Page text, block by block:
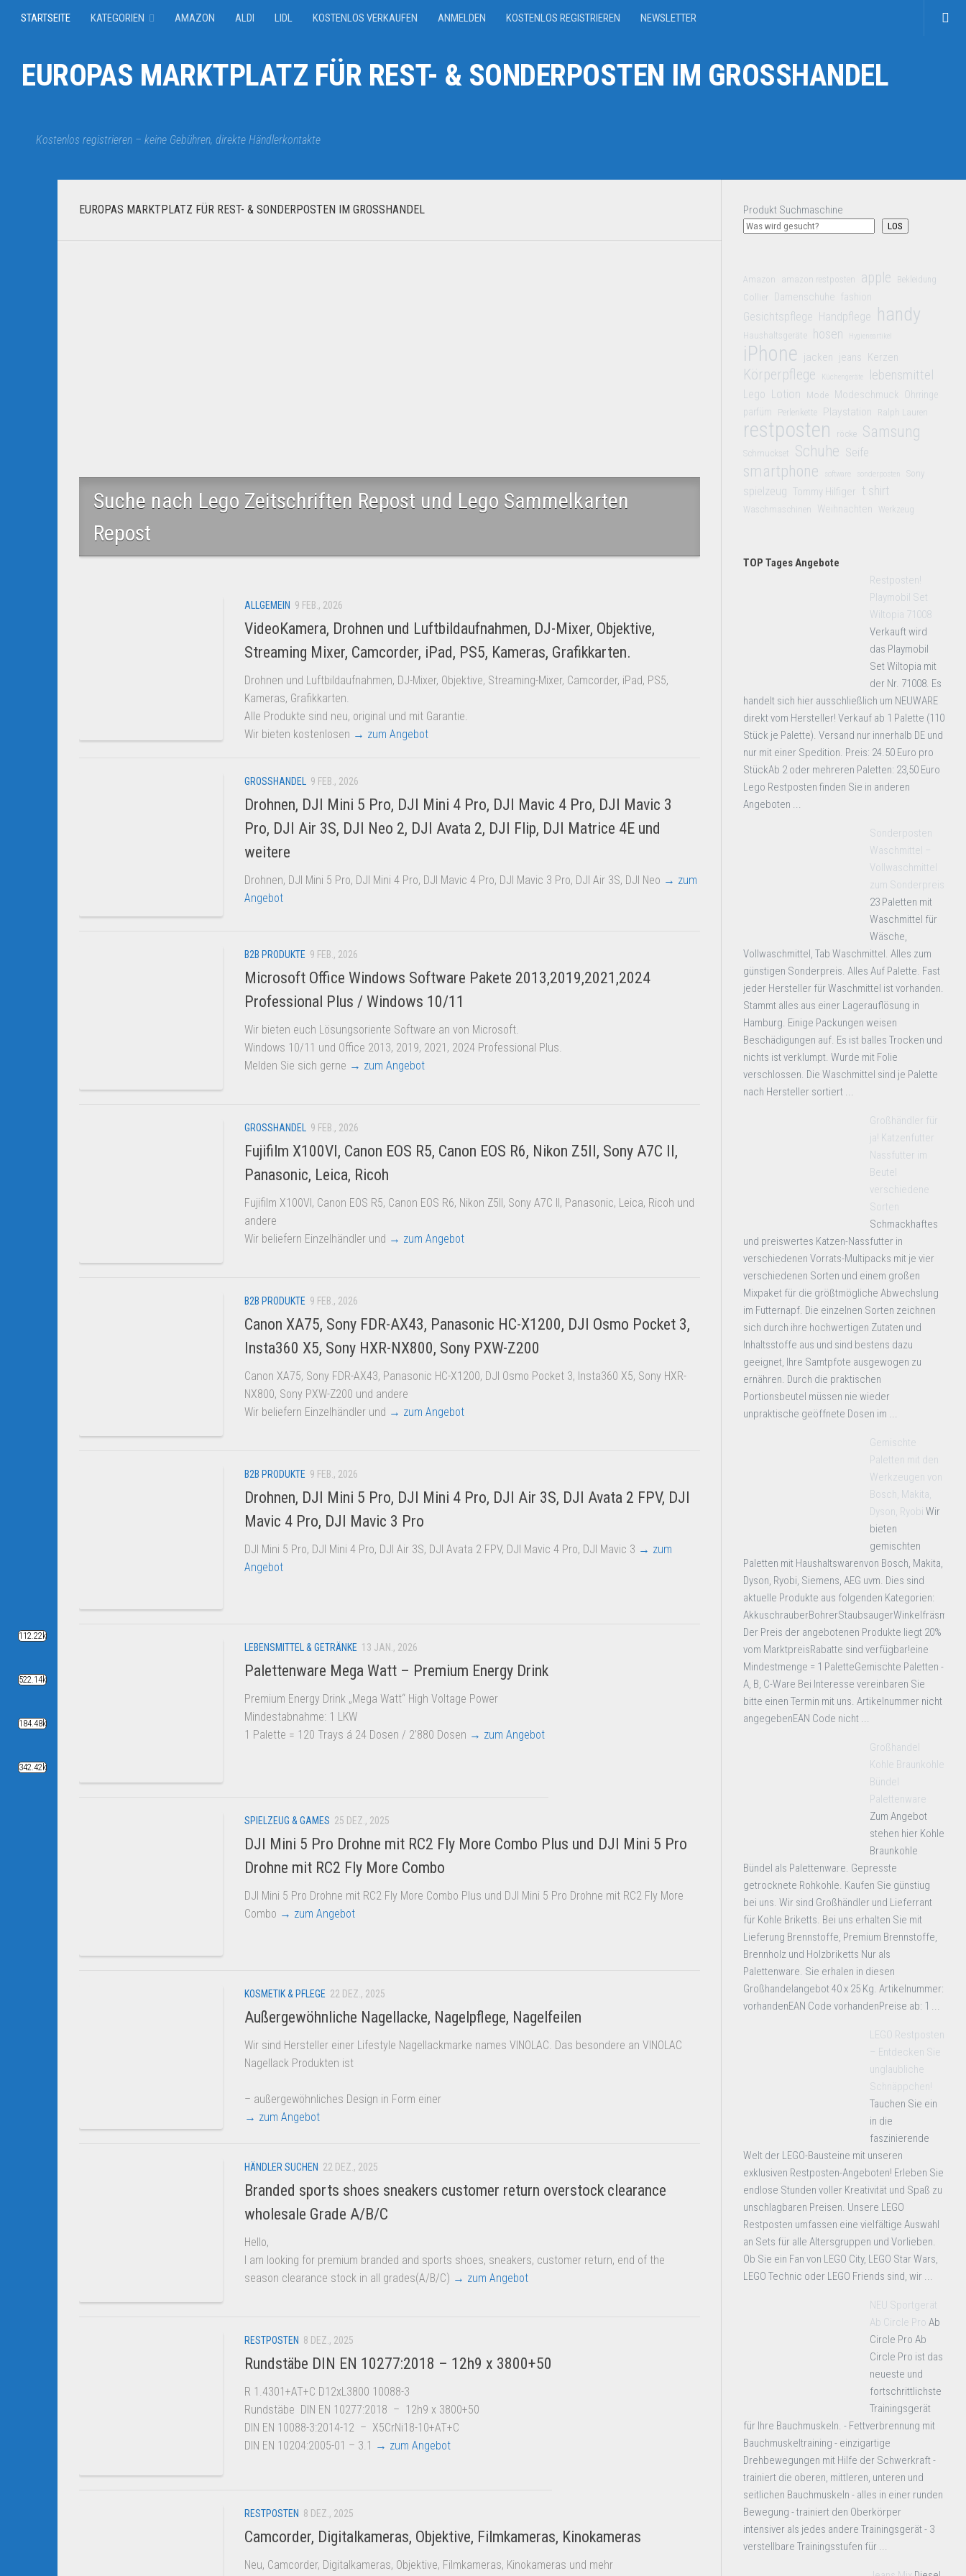
STARTSEITE KATEGORIEN AMAZON ALDI LIDL KOSTENLOS VERKAUFEN ANMELDEN KOSTENLOS REGISTRIEREN NEWSLETTER
EUROPAS MARKTPLATZ FÜR REST- & SONDERPOSTEN IM GROSSHANDEL
Kostenlos registrieren – keine Gebühren, direkte Händlerkontakte
EUROPAS MARKTPLATZ FÜR REST- & SONDERPOSTEN IM GROSSHANDEL
Suche nach Lego Zeitschriften Repost und Lego Sammelkarten
Repost
ALLGEMEIN 9 FEB., 2026
VideoKamera, Drohnen und Luftbildaufnahmen, DJ-Mixer, Objektive,
Streaming Mixer, Camcorder, iPad, PS5, Kameras, Grafikkarten.
Drohnen und Luftbildaufnahmen, DJ-Mixer, Objektive, Streaming-Mixer, Camcorder, iPad, PS5,
Kameras, Grafikkarten.
Alle Produkte sind neu, original und mit Garantie.
Wir bieten kostenlosen → zum Angebot
GROSSHANDEL 9 FEB., 2026
Drohnen, DJI Mini 5 Pro, DJI Mini 4 Pro, DJI Mavic 4 Pro, DJI Mavic 3
Pro, DJI Air 3S, DJI Neo 2, DJI Avata 2, DJI Flip, DJI Matrice 4E und
weitere
Drohnen, DJI Mini 5 Pro, DJI Mini 4 Pro, DJI Mavic 4 Pro, DJI Mavic 3 Pro, DJI Air 3S, DJI Neo → zum
Angebot
B2B PRODUKTE 9 FEB., 2026
Microsoft Office Windows Software Pakete 2013,2019,2021,2024
Professional Plus / Windows 10/11
Wir bieten euch Lösungsoriente Software an von Microsoft.
Windows 10/11 und Office 2013, 2019, 2021, 2024 Professional Plus.
Melden Sie sich gerne → zum Angebot
GROSSHANDEL 9 FEB., 2026
Fujifilm X100VI, Canon EOS R5, Canon EOS R6, Nikon Z5II, Sony A7C II,
Panasonic, Leica, Ricoh
Fujifilm X100VI, Canon EOS R5, Canon EOS R6, Nikon Z5II, Sony A7C II, Panasonic, Leica, Ricoh und
andere
Wir beliefern Einzelhändler und → zum Angebot
B2B PRODUKTE 9 FEB., 2026
Canon XA75, Sony FDR-AX43, Panasonic HC-X1200, DJI Osmo Pocket 3,
Insta360 X5, Sony HXR-NX800, Sony PXW-Z200
Canon XA75, Sony FDR-AX43, Panasonic HC-X1200, DJI Osmo Pocket 3, Insta360 X5, Sony HXR-
NX800, Sony PXW-Z200 und andere
Wir beliefern Einzelhändler und → zum Angebot
B2B PRODUKTE 9 FEB., 2026
Drohnen, DJI Mini 5 Pro, DJI Mini 4 Pro, DJI Air 3S, DJI Avata 2 FPV, DJI
Mavic 4 Pro, DJI Mavic 3 Pro
DJI Mini 5 Pro, DJI Mini 4 Pro, DJI Air 3S, DJI Avata 2 FPV, DJI Mavic 4 Pro, DJI Mavic 3 → zum
Angebot
LEBENSMITTEL & GETRÄNKE 13 JAN., 2026
Palettenware Mega Watt – Premium Energy Drink
Premium Energy Drink „Mega Watt“ High Voltage Power
Mindestabnahme: 1 LKW
1 Palette = 120 Trays á 24 Dosen / 2’880 Dosen → zum Angebot
SPIELZEUG & GAMES 25 DEZ., 2025
DJI Mini 5 Pro Drohne mit RC2 Fly More Combo Plus und DJI Mini 5 Pro
Drohne mit RC2 Fly More Combo
DJI Mini 5 Pro Drohne mit RC2 Fly More Combo Plus und DJI Mini 5 Pro Drohne mit RC2 Fly More
Combo → zum Angebot
KOSMETIK & PFLEGE 22 DEZ., 2025
Außergewöhnliche Nagellacke, Nagelpflege, Nagelfeilen
Wir sind Hersteller einer Lifestyle Nagellackmarke names VINOLAC. Das besondere an VINOLAC
Nagellack Produkten ist
– außergewöhnliches Design in Form einer
→ zum Angebot
HÄNDLER SUCHEN 22 DEZ., 2025
Branded sports shoes sneakers customer return overstock clearance
wholesale Grade A/B/C
Hello,
I am looking for premium branded and sports shoes, sneakers, customer return, end of the
season clearance stock in all grades(A/B/C) → zum Angebot
RESTPOSTEN 8 DEZ., 2025
Rundstäbe DIN EN 10277:2018 – 12h9 x 3800+50
R 1.4301+AT+C D12xL3800 10088-3
Rundstäbe DIN EN 10277:2018 – 12h9 x 3800+50
DIN EN 10088-3:2014-12 – X5CrNi18-10+AT+C
DIN EN 10204:2005-01 – 3.1 → zum Angebot
RESTPOSTEN 8 DEZ., 2025
Camcorder, Digitalkameras, Objektive, Filmkameras, Kinokameras
Neu, Camcorder, Digitalkameras, Objektive, Filmkameras, Kinokameras und mehr
Produkt Suchmaschine
LOS
Amazon amazon restposten apple Bekleidung
Collier Damenschuhe fashion
Gesichtspflege Handpflege handy
Haushaltsgeräte hosen Hygieneartikel
iPhone jacken jeans Kerzen
Körperpflege Küchengeräte lebensmittel
Lego Lotion Mode Modeschmuck Ohrringe
parfüm
Perlenkette Playstation Ralph Lauren
restposten röcke Samsung
Schmuckset Schuhe Seife
smartphone software sonderposten Sony
spielzeug Tommy Hilfiger t shirt
Waschmaschinen Weihnachten Werkzeug
TOP Tages Angebote
Restposten!
Playmobil Set
Wiltopia 71008
Verkauft wird
das Playmobil
Set Wiltopia mit
der Nr. 71008. Es
handelt sich hier ausschließlich um NEUWARE
direkt vom Hersteller! Verkauf ab 1 Palette (110
Stück je Palette). Versand nur innerhalb DE und
nur mit einer Spedition. Preis: 24.50 Euro pro
StückAb 2 oder mehreren Paletten: 23,50 Euro
Lego Restposten finden Sie in anderen
Angeboten ...
Sonderposten
Waschmittel –
Vollwaschmittel
zum Sonderpreis
23 Paletten mit
Waschmittel für
Wäsche,
Vollwaschmittel, Tab Waschmittel. Alles zum
günstigen Sonderpreis. Alles Auf Palette. Fast
jeder Hersteller für Waschmittel ist vorhanden.
Stammt alles aus einer Lagerauflösung in
Hamburg. Einige Packungen weisen
Beschädigungen auf. Es ist balles Trocken und
nichts ist verklumpt. Wurde mit Folie
verschlossen. Die Waschmittel sind je Palette
nach Hersteller sortiert ...
Großhändler für
ja! Katzenfutter
Nassfutter im
Beutel
verschiedene
Sorten
Schmackhaftes
und preiswertes Katzen-Nassfutter in
verschiedenen Vorrats-Multipacks mit je vier
verschiedenen Sorten und einem großen
Mixpaket für die größtmögliche Abwechslung
im Futternapf. Die einzelnen Sorten zeichnen
sich durch ihre hochwertigen Zutaten und
Inhaltsstoffe aus und sind bestens dazu
geeignet, Ihre Samtpfote ausgewogen zu
ernähren. Durch die praktischen
Portionsbeutel müssen nie wieder
unpraktische geöffnete Dosen im ...
Gemischte
Paletten mit den
Werkzeugen von
Bosch, Makita,
Dyson, Ryobi Wir
bieten
gemischten
Paletten mit Haushaltswarenvon Bosch, Makita,
Dyson, Ryobi, Siemens, AEG uvm. Dies sind
aktuelle Produkte aus folgenden Kategorien:
Der Preis der angebotenen Produkte liegt 20%
vom MarktpreisRabatte sind verfügbar!eine
Mindestmenge = 1 PaletteGemischte Paletten -
A, B, C-Ware Bei Interesse vereinbaren Sie
bitte einen Termin mit uns. Artikelnummer nicht
angegebenEAN Code nicht ...
Großhandel
Kohle Braunkohle
Bündel
Palettenware
Zum Angebot
stehen hier Kohle
Braunkohle
Bündel als Palettenware. Gepresste
getrocknete Rohkohle. Kaufen Sie günstiug
bei uns. Wir sind Großhändler und Lieferrant
für Kohle Briketts. Bei uns erhalten Sie mit
Lieferung Brennstoffe, Premium Brennstoffe,
Brennholz und Holzbriketts Nur als
Palettenware. Sie erhalen in diesen
Großhandelangebot 40 x 25 Kg. Artikelnummer:
vorhandenEAN Code vorhandenPreise ab: 1 ...
LEGO Restposten
– Entdecken Sie
unglaubliche
Schnäppchen!
Tauchen Sie ein
in die
faszinierende
Welt der LEGO-Bausteine mit unseren
exklusiven Restposten-Angeboten! Erleben Sie
endlose Stunden voller Kreativität und Spaß zu
unschlagbaren Preisen. Unsere LEGO
Restposten umfassen eine vielfältige Auswahl
an Sets für alle Altersgruppen und Vorlieben.
Ob Sie ein Fan von LEGO City, LEGO Star Wars,
LEGO Technic oder LEGO Friends sind, wir ...
NEU Sportgerät
Ab Circle Pro Ab
Circle Pro Ab
Circle Pro ist das
neueste und
fortschrittlichste
Trainingsgerät
für Ihre Bauchmuskeln. - Fettverbrennung mit
Bauchmuskeltraining - einzigartige
Drehbewegungen mit Hilfe der Schwerkraft -
trainiert die oberen, mittleren, unteren und
seitlichen Bauchmuskeln - alles in einer runden
Bewegung - trainiert den Oberkörper
intensiver als jedes andere Trainingsgerät - 3
verstellbare Trainingsstufen für ...
112.22k
522.14k
184.48k
342.42k